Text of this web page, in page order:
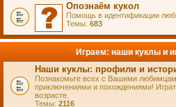
Опознаём кукол
Помощь в идентификации
Темы: 683
Играем: наши куклы и
Наши куклы: профили и
Познакомьте всех с Вашими
приключениями и похождениями!
возрасте.
Темы: 2116